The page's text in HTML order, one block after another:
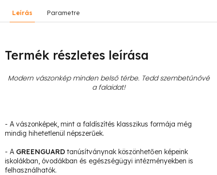
Leírás Parametre
Termék részletes leírása
Modern vászonkép minden belső térbe. Tedd szembetűnővé
a falaidat!
- A vászonképek, mint a faldíszítés klasszikus formája még
mindig hihetetlenül népszerűek.
- A GREENGUARD tanúsítványnak köszönhetően képeink
iskolákban, óvodákban és egészségügyi intézményekben is
felhasználhatók.